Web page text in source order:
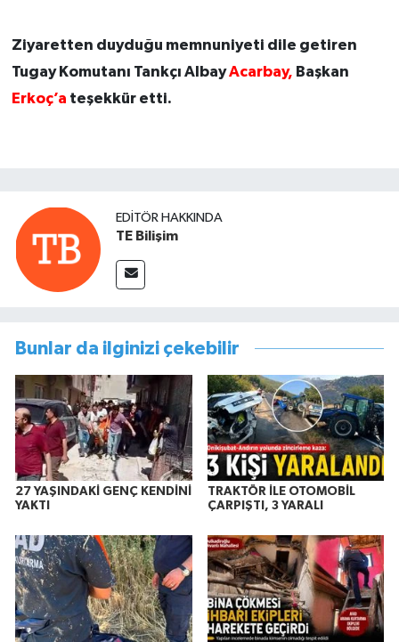
Ziyaretten duyduğu memnuniyeti dile getiren
Tugay Komutanı Tankçı AlbayAcarbay, Başkan
Erkoç’a teşekkür etti.
EDITÖR HAKKINDA
TE Bilişim
Bunlar da ilginizi çekebilir
27 YAŞINDAKİ GENÇ KENDİNİ
YAKTI
TRAKTÖR İLE OTOMOBİL
ÇARPIŞTI, 3 YARALI